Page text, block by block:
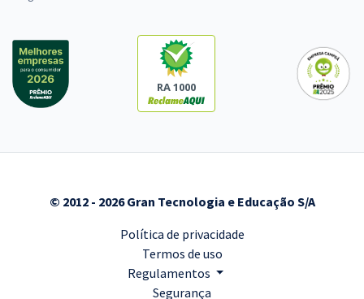
RA 1000
© 2012 - 2026 Gran Tecnologia e Educação S/A
Política de privacidade
Termos de uso
Regulamentos
Segurança